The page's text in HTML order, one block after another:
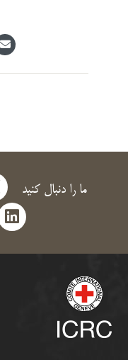
ما را دنبال کنید x